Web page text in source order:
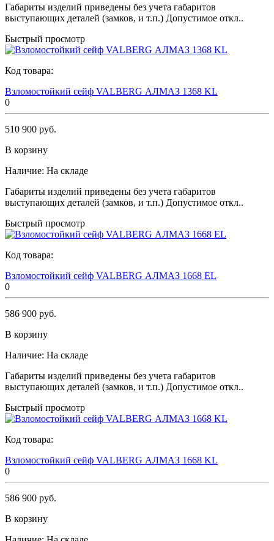
Габариты изделий приведены без учета габаритов
выступающих деталей (замков, и т.п.) Допустимое откл..
Быстрый просмотр
Код товара:
Взломостойкий сейф VALBERG АЛМАЗ 1368 KL
0
510 900 руб.
В корзину
Наличие: На складе
Габариты изделий приведены без учета габаритов
выступающих деталей (замков, и т.п.) Допустимое откл..
Быстрый просмотр
Код товара:
Взломостойкий сейф VALBERG АЛМАЗ 1668 EL
0
586 900 руб.
В корзину
Наличие: На складе
Габариты изделий приведены без учета габаритов
выступающих деталей (замков, и т.п.) Допустимое откл..
Быстрый просмотр
Код товара:
Взломостойкий сейф VALBERG АЛМАЗ 1668 KL
0
586 900 руб.
В корзину